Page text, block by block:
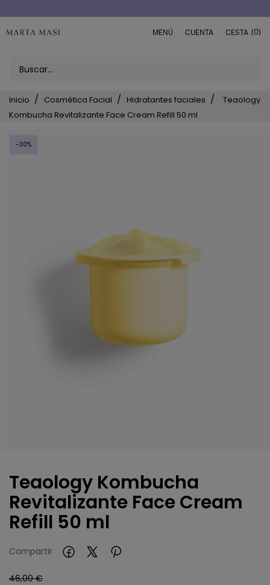
MENÚ CUENTA CESTA (0)
Inicio Cosmética Facial Hidratantes faciales
Teaology
Kombucha Revitalizante Face Cream Refill 50 ml
Teaology Kombucha
Revitalizante Face Cream
Refill 50 ml
Compartir
46,00 €
-30%